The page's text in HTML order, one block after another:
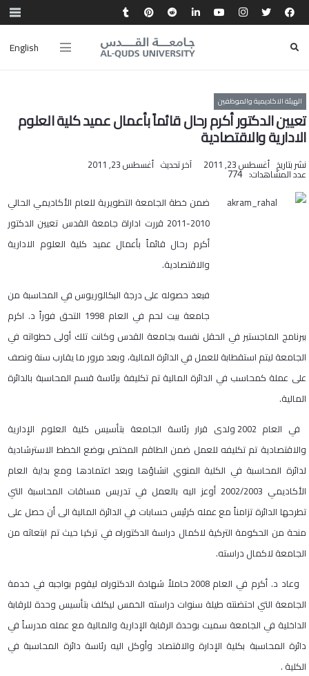
English
الهيئة الاكاديمية والموظفين
تعيين الدكتور أكرم رحال قائماً بأعمال عميد كلية العلوم
الادارية والاقتصادية
نشر بتاريخ أغسطس 23, 2011 آخر تحديث أغسطس 23, 2011
عدد المشاهدات: 774
ضمن خطة الجامعة التطويرية للعام الأكاديمي الحالي
2010-2011 قررت اداراة جامعة القدس تعيين الدكتور
أكرم رحال قائماً بأعمال عميد كلية العلوم الادارية
والاقتصادية.
فبعد حصوله على درجة البكالوريوس في المحاسبة من
جامعة بيت لحم في العام 1998 التحق فوراً د. اكرم
ببرنامج الماجستير في الحقل نفسه بجامعة القدس وكانت تلك أولى خطواته في
الجامعة ليتم استقطابة للعمل في الدائرة المالية، وبعد مرور ما يقارب سنة ونصف
على عملة كمحاسب في الدائرة المالية تم تكليفة برئاسة قسم المحاسبة بالدائرة
المالية.
في العام 2002 ولدى قرار رئاسة الجامعة بتأسيس كلية العلوم الإدارية
والاقتصادية تم تكليفه للعمل ضمن الطاقم المختص بوضع الخطط الاسترشادية
لدائرة المحاسبة في الكلية المنوي انشاؤها وبعد اعتمادها ومع بداية العام
الأكاديمي 2002/2003 أوعز اليه بالعمل في تدريس مساقات المحاسبة التي
تطرحها الدائرة تزامناً مع عمله كرئيس حسابات في الدائرة المالية الى أن حصل على
منحة من الحكومة التركية لاكمال دراسة الدكتوراه في تركيا حيث تم ابتعاثه من
الجامعة لاكمال دراسته.
وعاد د. أكرم في العام 2008 حاملاً شهادة الدكتوراه ليقوم بواجبه في خدمة
الجامعة التي احتضنته طيلة سنوات دراسته الخمس ليكلف بتأسيس وحدة للرقابة
الداخلية في الجامعة سميت بوحدة الرقابة الإدارية والمالية مع عمله مدرساً في
دائرة المحاسبة بكلية الإدارة والاقتصاد وأوكل اليه رئاسة دائرة المحاسبة في
الكلية .